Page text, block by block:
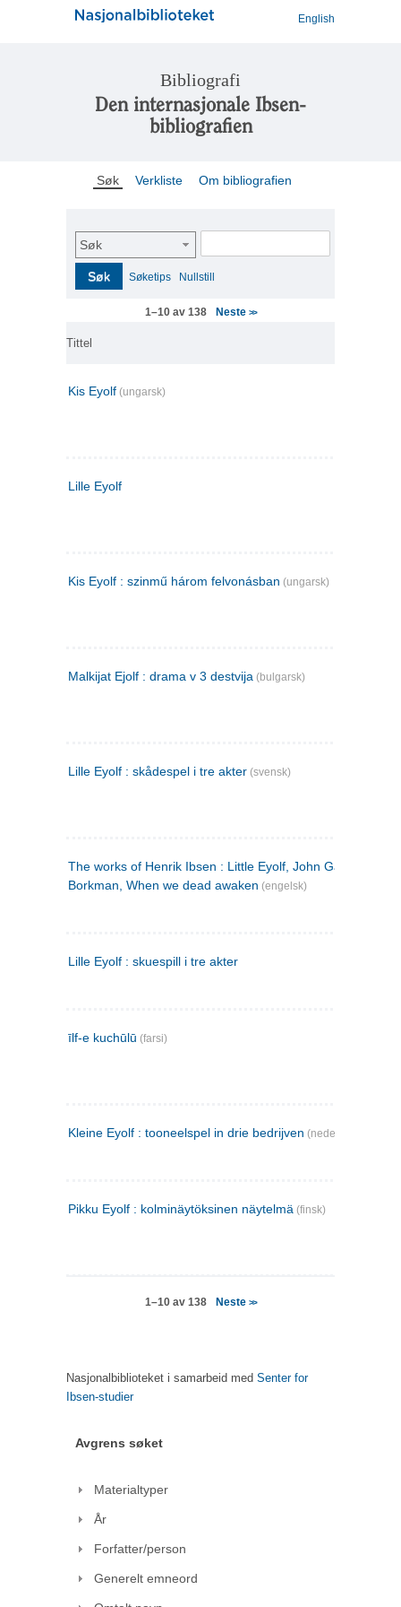
English
Bibliografi
Den internasjonale Ibsen-
bibliografien
Søk Verkliste Om bibliografien
Søk
Søk Søketips Nullstill
1–10 av 138 Neste >>
Tittel
Kis Eyolf (ungarsk)
Lille Eyolf
Kis Eyolf : szinmű három felvonásban (ungarsk)
Malkijat Ejolf : drama v 3 destvija (bulgarsk)
Lille Eyolf : skådespel i tre akter (svensk)
The works of Henrik Ibsen : Little Eyolf, John Gabriel
Borkman, When we dead awaken (engelsk)
Lille Eyolf : skuespill i tre akter
īlf-e kuchūlū (farsi)
Kleine Eyolf : tooneelspel in drie bedrijven (nederlandsk)
Pikku Eyolf : kolminäytöksinen näytelmä (finsk)
1–10 av 138 Neste >>
Nasjonalbiblioteket i samarbeid med Senter for
Ibsen-studier
Avgrens søket
Materialtyper
År
Forfatter/person
Generelt emneord